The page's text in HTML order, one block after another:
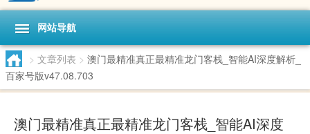
网站导航
> 文章列表 > 澳门最精准真正最精准龙门客栈_智能AI深度解析_
百家号版v47.08.703
澳门最精准真正最精准龙门客栈_智能AI深度